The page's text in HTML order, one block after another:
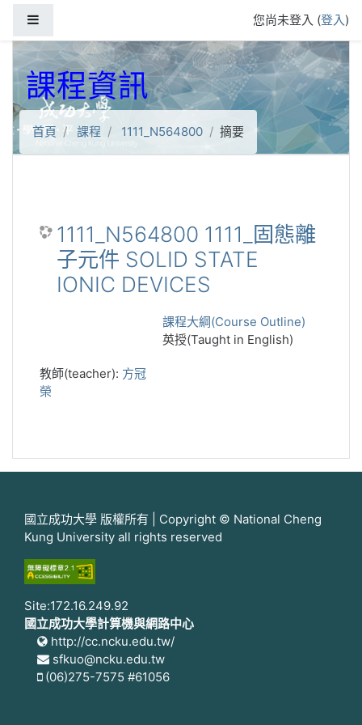
您尚未登入 (登入)
課程資訊
首頁 課程 1111_N564800 摘要
1111_N564800 1111_固態離
子元件 SOLID STATE
IONIC DEVICES
課程大綱(Course Outline)
英授(Taught in English)
教師(teacher): 方冠
榮
國立成功大學 版權所有 | Copyright © National Cheng
Kung University all rights reserved
Site:172.16.249.92
國立成功大學計算機與網路中心
http://cc.ncku.edu.tw/
sfkuo@ncku.edu.tw
(06)275-7575 #61056